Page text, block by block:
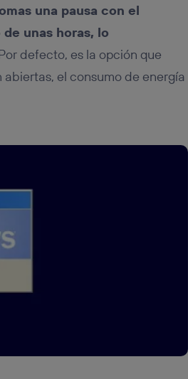
una pausa con el
unas horas, lo
defecto, es la opción que
el consumo de energía